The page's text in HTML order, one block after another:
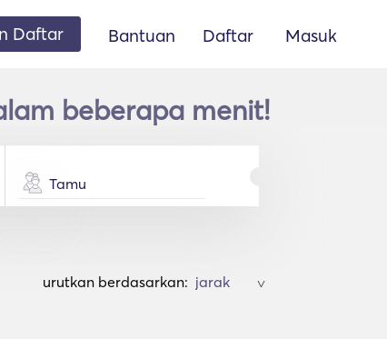
Daftar Bantuan Daftar Masuk
beberapa menit!
Tamu
urutkan berdasarkan: >